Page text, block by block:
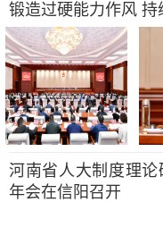
锻造过硬能力作风
河南省人大制度理论
年会在信阳召开